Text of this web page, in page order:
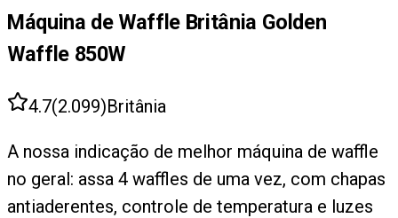
Máquina de Waffle Britânia Golden
Waffle 850W
4.7(2.099)Britânia
A nossa indicação de melhor máquina de waffle
no geral: assa 4 waffles de uma vez, com chapas
antiaderentes, controle de temperatura e luzes